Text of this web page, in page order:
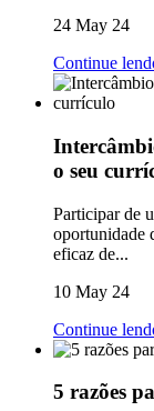
24 May 24
Continue
o seu
Participar de
oportunidade
eficaz de...
10 May 24
Continue
5 razões